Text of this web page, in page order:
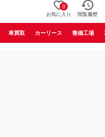
0
お気に入り 閲覧履歴
車買取 カーリース 整備工場